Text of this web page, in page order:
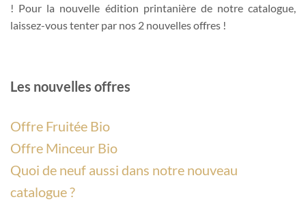
! Pour la nouvelle édition printanière de notre catalogue,
laissez-vous tenter par nos 2 nouvelles offres !
Les nouvelles offres
Offre Fruitée Bio
Offre Minceur Bio
Quoi de neuf aussi dans notre nouveau
catalogue ?